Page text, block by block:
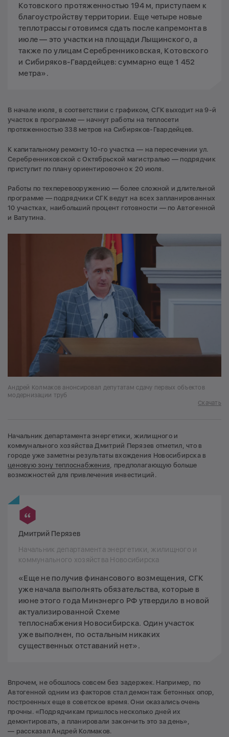
Котовского протяженностью 194 м, приступаем к
благоустройству территории. Еще четыре новые
теплотрассы готовимся сдать после капремонта в
июле — это участки на площади Лыщинского, а
также по улицам Серебренниковская, Котовского
и Сибиряков-Гвардейцев: суммарно еще 1 452
метра».
В начале июля, в соответствии с графиком, СГК выходит на 9-й
участок в программе — начнут работы на теплосети
протяженностью 338 метров на Сибиряков-Гвардейцев.
К капитальному ремонту 10-го участка — на пересечении ул.
Серебренниковской с Октябрьской магистралью — подрядчик
приступит по плану ориентировочно к 20 июля.
Работы по техперевооружению — более сложной и длительной
программе — подрядчики СГК ведут на всех запланированных
10 участках, наибольший процент готовности — по Автогенной
и Ватутина.
Андрей Колмаков анонсировал депутатам сдачу первых объектов
модернизации труб
Скачать
Начальник департамента энергетики, жилищного и
коммунального хозяйства Дмитрий Перязев отметил, что в
городе уже заметны результаты вхождения Новосибирска в
ценовую зону теплоснабжения , предполагающую больше
возможностей для привлечения инвестиций.
Дмитрий Перязев
Начальник департамента энергетики, жилищного и
коммунального хозяйства Новосибирска
«Еще не получив финансового возмещения, СГК
уже начала выполнять обязательства, которые в
июне этого года Минэнерго РФ утвердило в новой
актуализированной Схеме
теплоснабжения Новосибирска. Один участок
уже выполнен, по остальным никаких
существенных отставаний нет».
Впрочем, не обошлось совсем без задержек. Например, по
Автогенной одним из факторов стал демонтаж бетонных опор,
построенных еще в советское время. Они оказались очень
прочны. «Подрядчикам пришлось несколько дней их
демонтировать, а планировали закончить это за день»,
— рассказал Андрей Колмаков.